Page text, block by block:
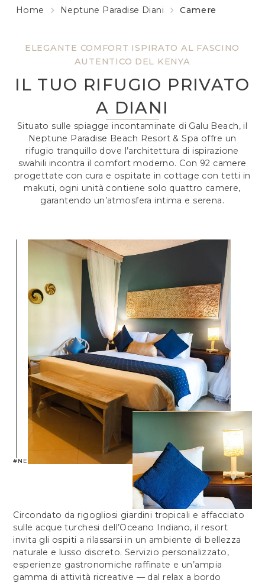
ELEGANTE COMFORT ISPIRATO AL FASCINO
AUTENTICO DEL KENYA
IL TUO RIFUGIO PRIVATO
A DIANI
Situato sulle spiagge incontaminate di Galu Beach, il
Neptune Paradise Beach Resort & Spa offre un
rifugio tranquillo dove l’architettura di ispirazione
swahili incontra il comfort moderno. Con 92 camere
progettate con cura e ospitate in cottage con tetti in
makuti, ogni unità contiene solo quattro camere,
garantendo un’atmosfera intima e serena.
Home Neptune Paradise Diani Camere
#NEPTUNEPARADISE
Circondato da rigogliosi giardini tropicali e affacciato
sulle acque turchesi dell’Oceano Indiano, il resort
invita gli ospiti a rilassarsi in un ambiente di bellezza
naturale e lusso discreto. Servizio personalizzato,
esperienze gastronomiche raffinate e un’ampia
gamma di attività ricreative — dal relax a bordo